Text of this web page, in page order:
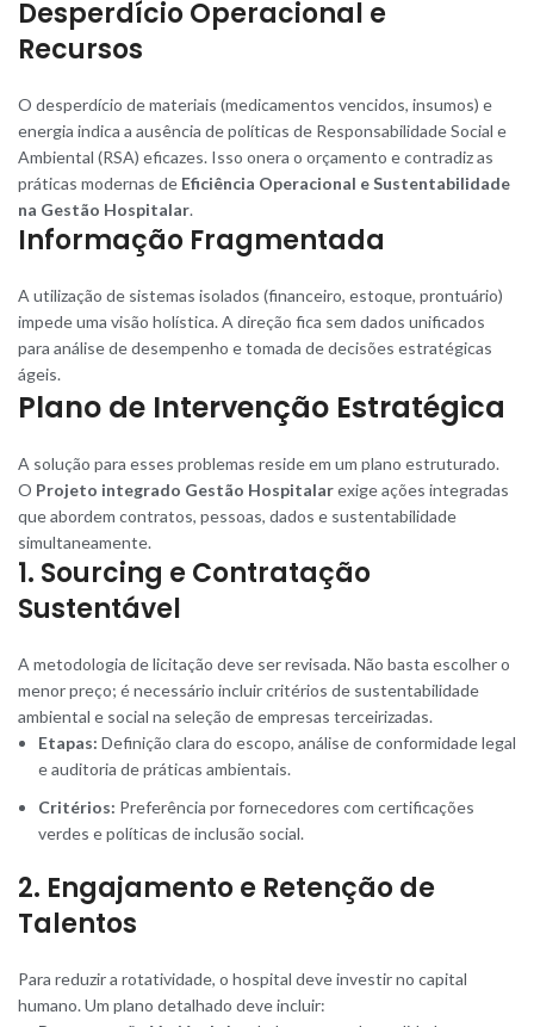
Desperdício Operacional e
Recursos
O desperdício de materiais (medicamentos vencidos, insumos) e
energia indica a ausência de políticas de Responsabilidade Social e
Ambiental (RSA) eficazes. Isso onera o orçamento e contradiz as
práticas modernas de Eficiência Operacional e Sustentabilidade
na Gestão Hospitalar.
Informação Fragmentada
A utilização de sistemas isolados (financeiro, estoque, prontuário)
impede uma visão holística. A direção fica sem dados unificados
para análise de desempenho e tomada de decisões estratégicas
ágeis.
Plano de Intervenção Estratégica
A solução para esses problemas reside em um plano estruturado.
O Projeto integrado Gestão Hospitalarexige ações integradas
que abordem contratos, pessoas, dados e sustentabilidade
simultaneamente.
1. Sourcing e Contratação
Sustentável
A metodologia de licitação deve ser revisada. Não basta escolher o
menor preço; é necessário incluir critérios de sustentabilidade
ambiental e social na seleção de empresas terceirizadas.
Etapas: Definição clara do escopo, análise de conformidade legal
e auditoria de práticas ambientais.
Critérios: Preferência por fornecedores com certificações
verdes e políticas de inclusão social.
2. Engajamento e Retenção de
Talentos
Para reduzir a rotatividade, o hospital deve investir no capital
humano. Um plano detalhado deve incluir: